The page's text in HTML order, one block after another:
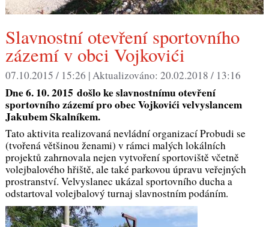
Slavnostní otevření sportovního
zázemí v obci Vojkovići
07.10.2015 / 15:26 |Aktualizováno: 20.02.2018 / 13:16
Dne 6. 10. 2015 došlo ke slavnostnímu otevření
sportovního zázemí pro obec Vojkovići velvyslancem
Jakubem Skalníkem.
Tato aktivita realizovaná nevládní organizací Probudi se
(tvořená většinou ženami) v rámci malých lokálních
projektů zahrnovala nejen vytvoření sportoviště včetně
volejbalového hřiště, ale také parkovou úpravu veřejných
prostranství. Velvyslanec ukázal sportovního ducha a
odstartoval volejbalový turnaj slavnostním podáním.